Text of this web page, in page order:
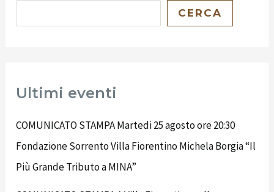
CERCA
Ultimi eventi
COMUNICATO STAMPA Martedi 25 agosto ore 20:30
Fondazione Sorrento Villa Fiorentino Michela Borgia “Il
Più Grande Tributo a MINA”